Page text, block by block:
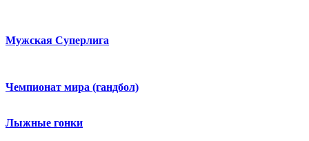
Мужская Суперлига
Чемпионат мира (гандбол)
Лыжные гонки